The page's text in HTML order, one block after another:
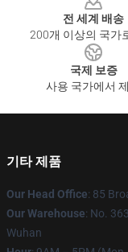
전 세계 배송
200개 이상의 국가
국제 보증
사용 국가에서
기타 제품
Our Head Office: 85
Our Warehouse: No.
Wuhan